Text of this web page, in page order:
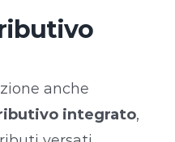
anche
integrato,